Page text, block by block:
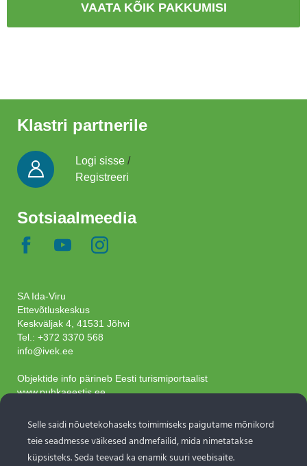
VAATA KÕIK PAKKUMISI
Klastri partnerile
Logi sisse /
Registreeri
Sotsiaalmeedia
SA Ida-Viru
Ettevõtluskeskus
Keskväljak 4, 41531 Jõhvi
Tel.: +372 3370 568
info@ivek.ee
Objektide info pärineb Eesti turismiportaalist
www.puhkaeestis.ee
Liitu uudiskirjaga
Selle saidi nõuetekohaseks toimimiseks paigutame mõnikord
teie seadmesse väikesed andmefailid, mida nimetatakse
küpsisteks. Seda teevad ka enamik suuri veebisaite.